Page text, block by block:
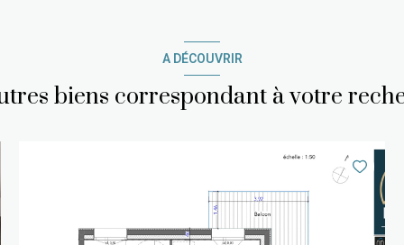
A DÉCOUVRIR
biens correspondant à votre